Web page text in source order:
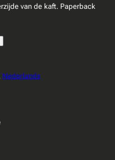
van de kaft. Paperback
Nederlands